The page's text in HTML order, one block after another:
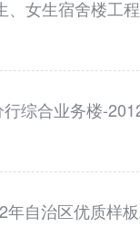
、女生宿舍楼工
综合业务楼-
自治区优质样